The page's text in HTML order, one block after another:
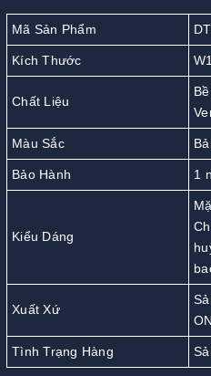
Mã Sản Phẩm
Kích Thước
Chất Liệu
Màu Sắc
Bảo Hành 1
Kiểu Dáng
Xuất Xứ
Tình Trạng Hàng